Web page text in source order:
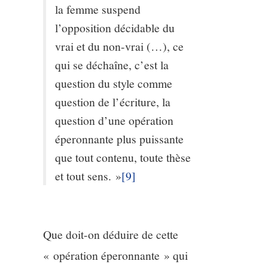
la femme suspend
l’opposition décidable du
vrai et du non-vrai (…), ce
qui se déchaîne, c’est la
question du style comme
question de l’écriture, la
question d’une opération
éperonnante plus puissante
que tout contenu, toute thèse
et tout sens. »[9]
Que doit-on déduire de cette
« opération éperonnante » qui